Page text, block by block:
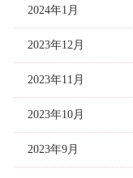
2024年1月
2023年12月
2023年11月
2023年10月
2023年9月